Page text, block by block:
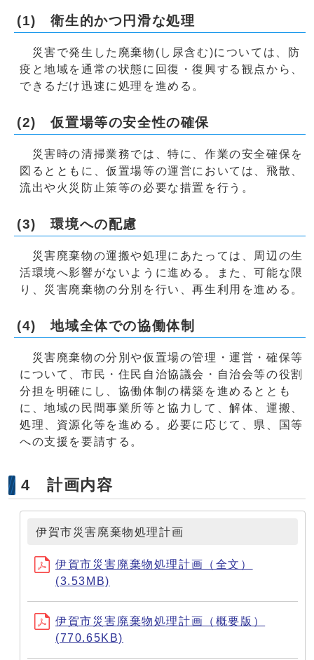
(1) 衛生的かつ円滑な処理
災害で発生した廃棄物(し尿含む)については、防
疫と地域を通常の状態に回復・復興する観点から、
できるだけ迅速に処理を進める。
(2) 仮置場等の安全性の確保
災害時の清掃業務では、特に、作業の安全確保を
図るとともに、仮置場等の運営においては、飛散、
流出や火災防止策等の必要な措置を行う。
(3) 環境への配慮
災害廃棄物の運搬や処理にあたっては、周辺の生
活環境へ影響がないように進める。また、可能な限
り、災害廃棄物の分別を行い、再生利用を進める。
(4) 地域全体での協働体制
災害廃棄物の分別や仮置場の管理・運営・確保等
について、市民・住民自治協議会・自治会等の役割
分担を明確にし、協働体制の構築を進めるととも
に、地域の民間事業所等と協力して、解体、運搬、
処理、資源化等を進める。必要に応じて、県、国等
への支援を要請する。
4 計画内容
伊賀市災害廃棄物処理計画
伊賀市災害廃棄物処理計画（全文）
(3.53MB)
伊賀市災害廃棄物処理計画（概要版）
(770.65KB)